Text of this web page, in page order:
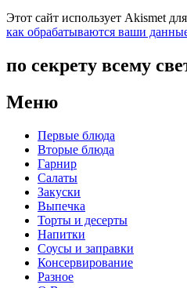
Этот сайт использует Akismet
как обрабатываются ваши
по секрету всему
Меню
Первые блюда
Вторые блюда
Гарнир
Салаты
Закуски
Выпечка
Торты и десерты
Напитки
Соусы и заправки
Консервирование
Разное